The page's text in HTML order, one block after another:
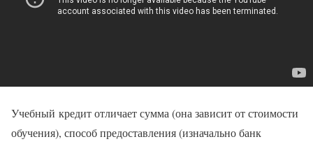
Учебный кредит отличает сумма (она зависит от стоимости
обучения), способ предоставления (изначально банк